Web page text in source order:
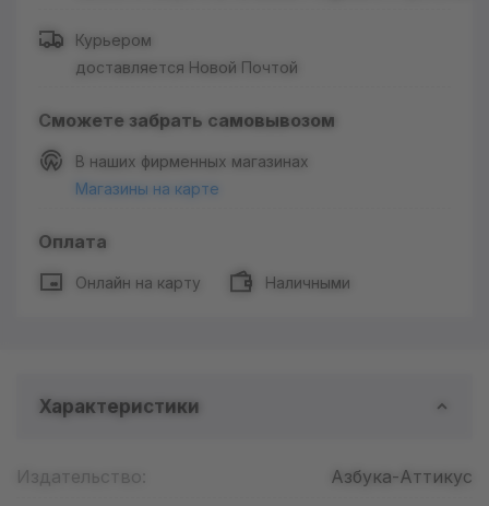
Курьером
доставляется Новой Почтой
Сможете забрать самовывозом
В наших фирменных магазинах
Магазины на карте
Оплата
Онлайн на карту Наличными
Характеристики
Издательство: Азбука-Аттикус